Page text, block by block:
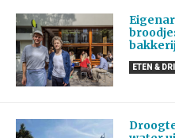
ETEN &